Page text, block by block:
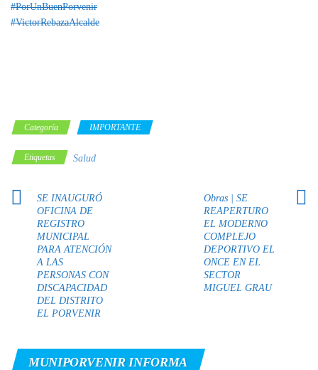
#PorUnBuenPorvenir
#VictorRebazaAlcalde
Categoría IMPORTANTE
Etiquetas Salud
SE INAUGURÓ
OFICINA DE
REGISTRO
MUNICIPAL
PARA ATENCIÓN
A LAS
PERSONAS CON
DISCAPACIDAD
DEL DISTRITO
EL PORVENIR
Obras | SE
REAPERTURO
EL MODERNO
COMPLEJO
DEPORTIVO EL
ONCE EN EL
SECTOR
MIGUEL GRAU
MUNIPORVENIR INFORMA